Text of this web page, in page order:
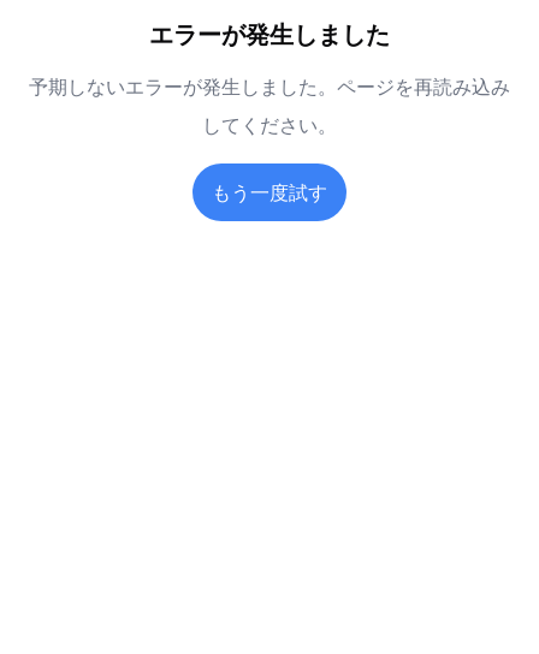
エラーが発生しました
予期しないエラーが発生しました。ページを再読み込み
してください。
もう一度試す